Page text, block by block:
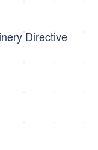
Directive